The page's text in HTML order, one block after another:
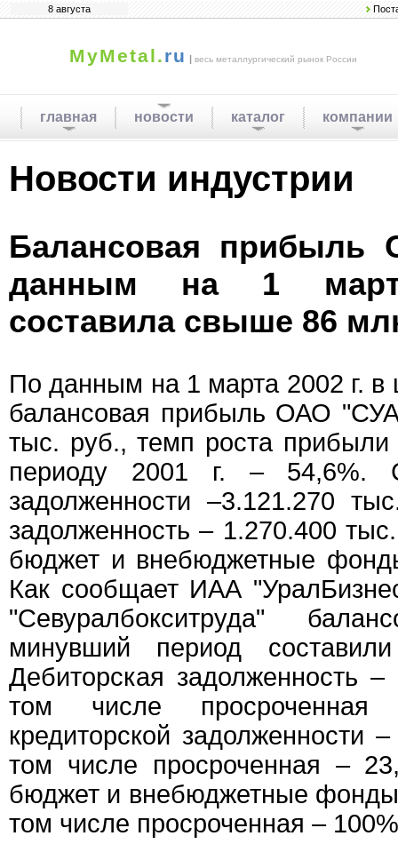
8 августа
MyMetal.ru | весь металлургический рынок России
главная новости каталог компании
Новости индустрии
Балансовая
данным на 1
составила свыше 86
По данным на 1 марта 2002 г. в
балансовая прибыль ОАО
тыс. руб., темп роста прибыли
периоду 2001 г. – 54,6%.
задолженности –3.121.270
задолженность – 1.270.400
бюджет и внебюджетные
Как сообщает ИАА
"Севуралбокситруда"
минувший период
Дебиторская задолженность
том числе
кредиторской задолженности
том числе просроченная –
бюджет и внебюджетные
том числе просроченная –